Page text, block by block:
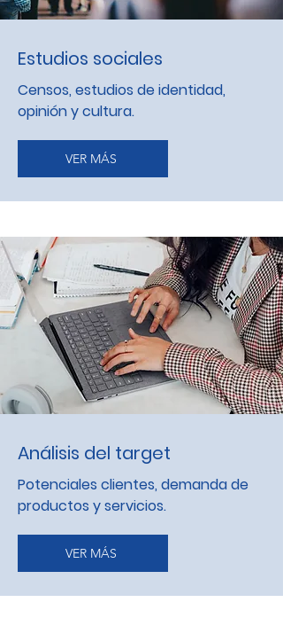
Estudios sociales
Censos, estudios de identidad,
opinión y cultura.
VER MÁS
Análisis del target
Potenciales clientes, demanda de
productos y servicios.
VER MÁS